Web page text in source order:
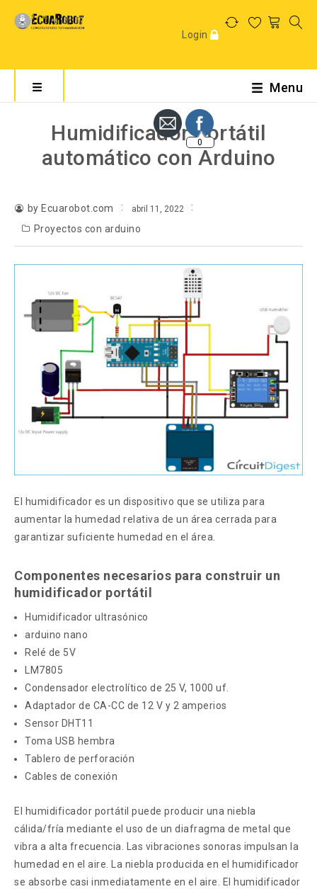
Login
Menu
Humidificador portátil
automático con Arduino
by Ecuarobot.com abril 11, 2022
Proyectos con arduino
El humidificador es un dispositivo que se utiliza para
aumentar la humedad relativa de un área cerrada para
garantizar suficiente humedad en el área.
Componentes necesarios para construir un
humidificador portátil
Humidificador ultrasónico
arduino nano
Relé de 5V
LM7805
Condensador electrolítico de 25 V, 1000 uf.
Adaptador de CA-CC de 12 V y 2 amperios
Sensor DHT11
Toma USB hembra
Tablero de perforación
Cables de conexión
El humidificador portátil puede producir una niebla
cálida/fría mediante el uso de un diafragma de metal que
vibra a alta frecuencia. Las vibraciones sonoras impulsan la
humedad en el aire. La niebla producida en el humidificador
se absorbe casi inmediatamente en el aire. El humidificador
0